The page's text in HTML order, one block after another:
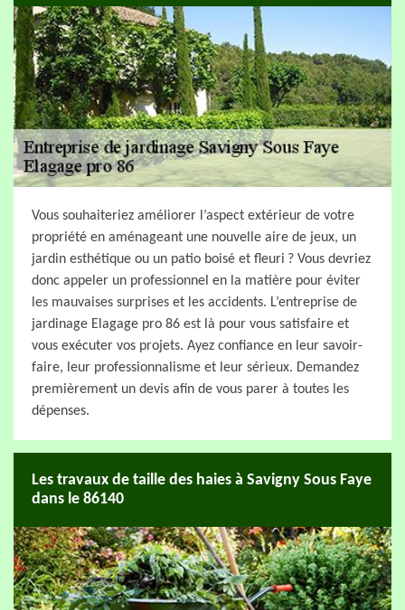
Vous souhaiteriez améliorer l’aspect extérieur de votre
propriété en aménageant une nouvelle aire de jeux, un
jardin esthétique ou un patio boisé et fleuri ? Vous devriez
donc appeler un professionnel en la matière pour éviter
les mauvaises surprises et les accidents. L’entreprise de
jardinage Elagage pro 86 est là pour vous satisfaire et
vous exécuter vos projets. Ayez confiance en leur savoir-
faire, leur professionnalisme et leur sérieux. Demandez
premièrement un devis afin de vous parer à toutes les
dépenses.
Les travaux de taille des haies à Savigny Sous Faye
dans le 86140